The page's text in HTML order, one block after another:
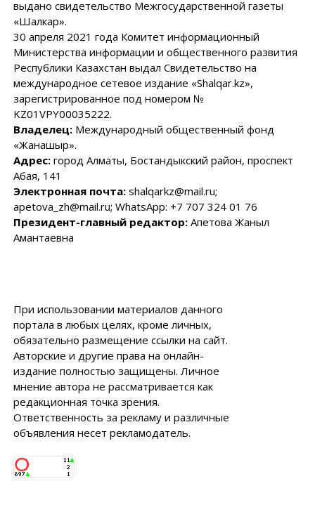
выдано свидетельство Межгосударственной газеты
«Шалкар».
30 апреля 2021 года Комитет информационный
Министерства информации и общественного развития
Республики Казахстан выдал Свидетельство на
международное сетевое издание «Shalqar.kz»,
зарегистрированное под номером №
KZ01VPY00035222.
Владелец:Международный общественный фонд
«Жанашыр».
Адрес:город Алматы, Бостандыкский район, проспект
Абая, 141
Электронная почта:shalqarkz@mail.ru;
apetova_zh@mail.ru; WhatsApp: +7 707 324 01 76
Президент-главный редактор:Апетова Жаныл
Амантаевна
При использовании материалов данного
портала в любых целях, кроме личных,
обязательно размещение ссылки на сайт.
Авторские и другие права на онлайн-
издание полностью защищены. Личное
мнение автора не рассматривается как
редакционная точка зрения.
Ответственность за рекламу и различные
объявления несет рекламодатель.